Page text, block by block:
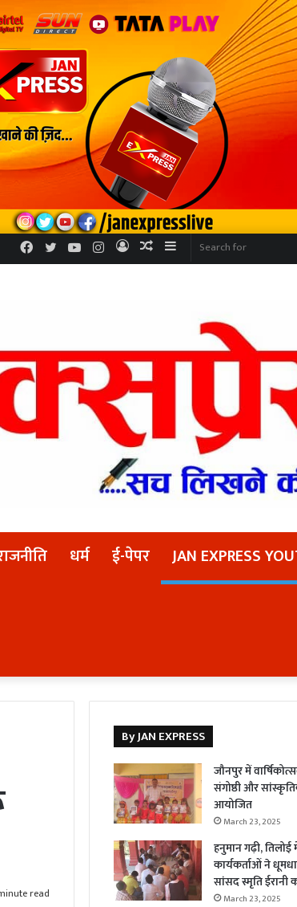
Sidebar
Random
Log
Instagram
YouTube
Twitter
Facebook
धर्म ई-पेपर
JAN EXPRESS
read
By JAN EXPRESS
जौनपुर में
संगोष्ठी और
आयोजित
March 23, 2025
हनुमान गढ़ी, तिलोई
कार्यकर्ताओं ने
सांसद स्मृति ईरानी
March 23, 2025